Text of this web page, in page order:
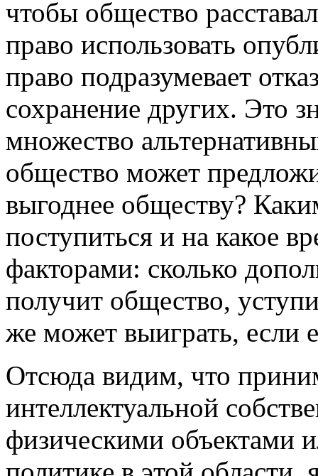
чтобы общество
право использовать
право подразумевает
сохранение других. Это
множество
общество может
выгоднее обществу?
поступиться и на какое
факторами: сколько
получит общество,
же может выиграть, если
Отсюда видим, что
интеллектуальной
физическими объектами